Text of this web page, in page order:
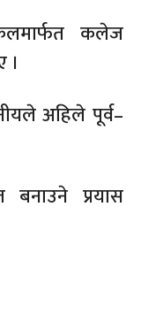
कलेज
।
अहिले पूर्व–
प्रयास